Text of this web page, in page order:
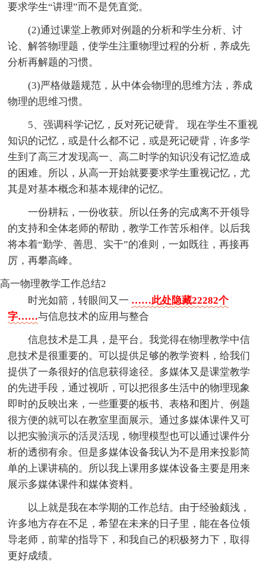
要求学生“讲理”而不是凭直觉。
(2)通过课堂上教师对例题的分析和学生分析、讨
论、解答物理题，使学生注重物理过程的分析，养成先
分析再解题的习惯。
(3)严格做题规范，从中体会物理的思维方法，养成
物理的思维习惯。
5、强调科学记忆，反对死记硬背。 现在学生不重视
知识的记忆，或是什么都不记，或是死记硬背，许多学
生到了高三才发现高一、高二时学的知识没有记忆造成
的困难。所以，从高一开始就要要求学生重视记忆，尤
其是对基本概念和基本规律的记忆。
一份耕耘，一份收获。所以任务的完成离不开领导
的支持和全体老师的帮助，教学工作苦乐相伴。以后我
将本着“勤学、善思、实干”的准则，一如既往，再接再
厉，再攀高峰。
高一物理教学工作总结2
时光如箭，转眼间又一 ……此处隐藏22282个
字……与信息技术的应用与整合
信息技术是工具，是平台。我觉得在物理教学中信
息技术是很重要的。可以提供足够的教学资料，给我们
提供了一条很好的信息获得途径。多媒体又是课堂教学
的先进手段，通过视听，可以把很多生活中的物理现象
即时的反映出来，一些重要的板书、表格和图片、例题
很方便的就可以在教室里面展示。通过多媒体课件又可
以把实验演示的活灵活现，物理模型也可以通过课件分
析的透彻有余。但是多媒体设备我认为不是用来投影简
单的上课讲稿的。所以我上课用多媒体设备主要是用来
展示多媒体课件和媒体资料。
以上就是我在本学期的工作总结。由于经验颇浅，
许多地方存在不足，希望在未来的日子里，能在各位领
导老师，前辈的指导下，和我自己的积极努力下，取得
更好成绩。